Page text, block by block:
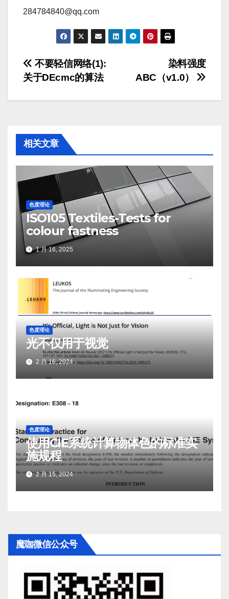
284784840@qq.com
文
章
航
染料强度
ABC（v1.0）
不要轻信网络(1):
关于DEcmc的算法
相关文章
色度理论
ISO105 Textiles-Tests for
colour fastness
1 月 16, 2025
色度理论
光不仅用于视觉
2 月 16, 2024
色度理论
使用CIE系统计算物体色的标准实
施规程
2 月 15, 2024
魔咖微信公众号